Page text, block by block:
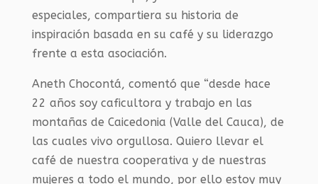
especiales, compartiera su historia de
inspiración basada en su café y su liderazgo
frente a esta asociación.
Aneth Chocontá, comentó que “desde hace
22 años soy caficultora y trabajo en las
montañas de Caicedonia (Valle del Cauca), de
las cuales vivo orgullosa. Quiero llevar el
café de nuestra cooperativa y de nuestras
mujeres a todo el mundo, por ello estoy muy